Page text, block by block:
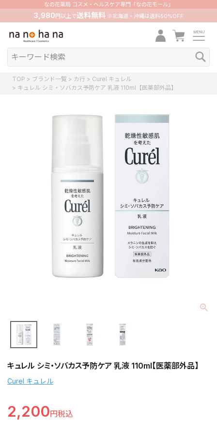
なの花薬局 コスメ・ヘルスケア専門「なの花モール」
3,980 円以上で送料無料※北海道・沖縄は送料50%OFF
TOP ブランド一覧 カ行
Curel キュレル
キュレル シミ・ソバカス予防ケア 乳液 110ml【医薬部外品】
キュレル シミ・ソバカス予防ケア 乳液 110ml【医薬部外品】
Curel キュレル
2,200